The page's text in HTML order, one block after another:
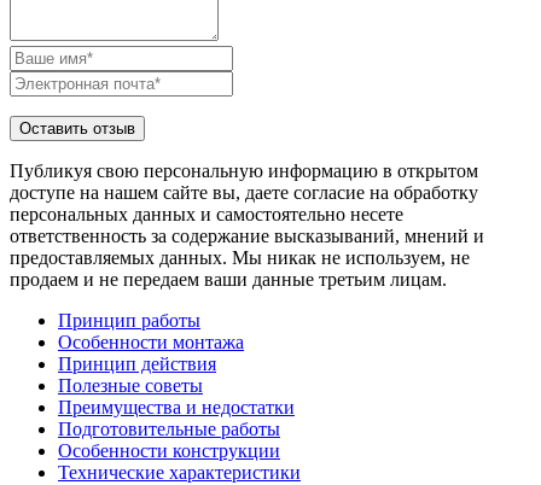
Публикуя свою персональную информацию в открытом
доступе на нашем сайте вы, даете согласие на обработку
персональных данных и самостоятельно несете
ответственность за содержание высказываний, мнений и
предоставляемых данных. Мы никак не используем, не
продаем и не передаем ваши данные третьим лицам.
Принцип работы
Особенности монтажа
Принцип действия
Полезные советы
Преимущества и недостатки
Подготовительные работы
Особенности конструкции
Технические характеристики